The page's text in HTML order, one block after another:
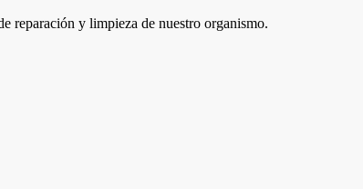
reparación y limpieza de nuestro organismo.